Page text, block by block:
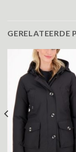
GERELATEERDE